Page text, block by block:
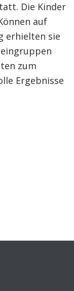
Die Kinder
auf
erhielten sie
zum
Ergebnisse